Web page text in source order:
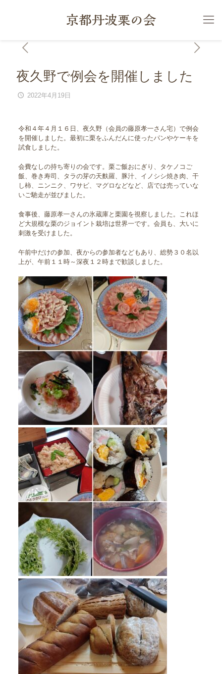
夜久野で例会を開催しました
2022年4月19日
令和４年４月１６日、夜久野（会員の藤原孝一さん宅）で例会
を開催しました。最初に栗をふんだんに使ったパンやケーキを
試食しました。
会費なしの持ち寄りの会です。栗ご飯おにぎり、タケノコご
飯、巻き寿司、タラの芽の天麩羅、豚汁、イノシシ焼き肉、干
し柿、ニンニク、ワサビ、マグロなどなど、店では売っていな
いご馳走が並びました。
食事後、藤原孝一さんの氷蔵庫と栗園を視察しました。これほ
ど大規模な栗のジョイント栽培は世界一です。会員も、大いに
刺激を受けました。
午前中だけの参加、夜からの参加者などもあり、総勢３０名以
上が、午前１１時～深夜１２時まで歓談しました。